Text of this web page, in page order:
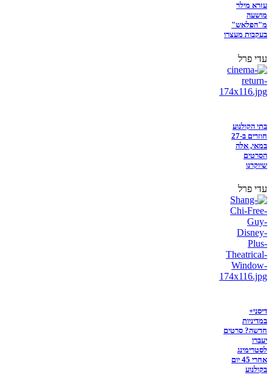
עזרא מילר
מושעה
מ"הפלאש"
בעקבות מעצרו
עדי פרל
בתי הקולנוע
חוזרים ב-27
במאי, אלה
הסרטים
שיוקרנו
עדי פרל
דיסני+
במדיניות
חדשה? סרטים
יעברו
לסטרימינג
אחרי 45 יום
בקולנוע